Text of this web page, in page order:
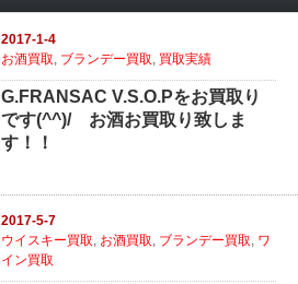
2017-1-4
お酒買取, ブランデー買取, 買取実績
G.FRANSAC V.S.O.Pをお買取り
です(^^)/ お酒お買取り致しま
す！！
2017-5-7
ウイスキー買取 お酒買取 ブランデー買取 ワ
イン買取